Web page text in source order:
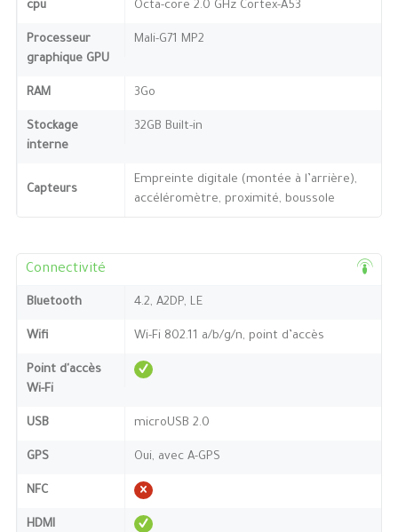
cpu Octa-core 2.0 GHz Cortex-A53
Processeur
graphique GPU
Mali-G71 MP2
RAM 3Go
Stockage
interne
32GB Built-in
Capteurs
Empreinte digitale (montée à l’arrière),
accéléromètre, proximité, boussole
Connectivité
Bluetooth 4.2, A2DP, LE
Wifi Wi-Fi 802.11 a/b/g/n, point d’accès
Point d'accès
Wi-Fi
USB microUSB 2.0
GPS Oui, avec A-GPS
NFC
HDMI